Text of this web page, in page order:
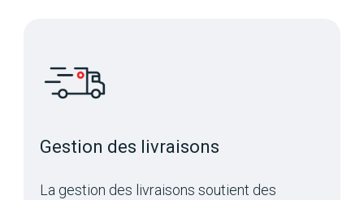
Gestion des livraisons
La gestion des livraisons soutient des